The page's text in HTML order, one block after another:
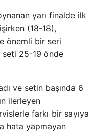
yarı finalde ilk
(18-18),
önemli bir seri
seti 25-19 önde
ve setin başında 6
ilerleyen
farkı bir sayıya
hata yapmayan